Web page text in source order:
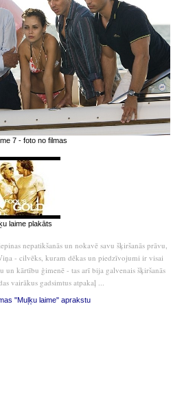
7 - foto no filmas
laime plakāts
nepatikšanās un nokavē savu šķiršanās prāvu,
- cilvēks, kuram dēkas un piedzīvojumi ir visai
un kārtību ģimenē - tas arī bija galvenais šķiršanās
vairākus gadsimtus atpakaļ ...
"Muļķu laime" aprakstu